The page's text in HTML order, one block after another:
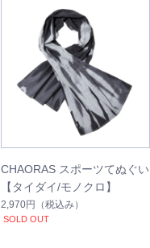
CHAORAS スポーツてぬぐい
【タイダイ/モノクロ】
2,970円 （税込み）
SOLD OUT